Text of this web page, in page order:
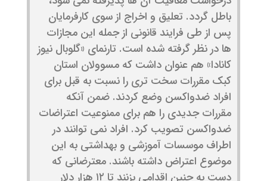
باطل گردد. تعلیق و اخراج از سوی کارفرمایان
پس از طی فرایند قانونی از جمله این مجازات
ها در نظر گرفته شده است. تارنمای «گلوبال نیوز
کانادا» هم عنوان داشت که مسوولان استان
کبک مقررات سخت تری را نسبت به قبل برای
افراد ضدواکسن وضع کردند. ضمن آنکه
مقررات جدیدی را هم برای ممنوعیت اعتراضات
ضدواکسن تصویب کرد. افراد نمی توانند در
اطراف موسسات آموزشی و بهداشتی به این
موضوع اعتراض داشته باشند. معترضانی که
دست به چنین اقدامی بزنند تا ۱۲ هزار دلار